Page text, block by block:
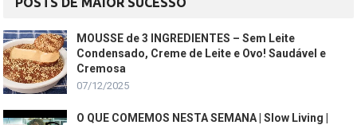
MOUSSE de 3 INGREDIENTES – Sem Leite
Condensado, Creme de Leite e Ovo! Saudável e
Cremosa
07/12/2025
O QUE COMEMOS NESTA SEMANA | Slow Living |